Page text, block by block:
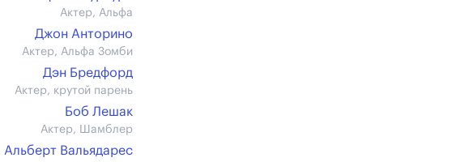
Актер, Альфа
Джон Анторино
Актер, Альфа Зомби
Дэн Бредфорд
Актер, крутой парень
Боб Лешак
Актер, Шамблер
Альберт Вальядарес